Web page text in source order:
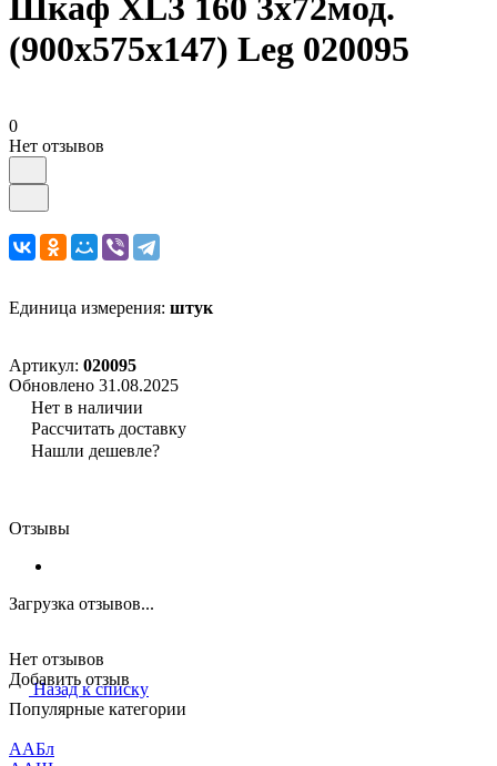
Шкаф XL3 160 3х72мод.
(900х575х147) Leg 020095
0
Нет отзывов
Единица измерения: штук
Артикул: 020095
Обновлено 31.08.2025
Нет в наличии
Рассчитать доставку
Нашли дешевле?
Отзывы
Загрузка отзывов...
Нет отзывов
Добавить отзыв
Назад к списку
Популярные категории
ААБл